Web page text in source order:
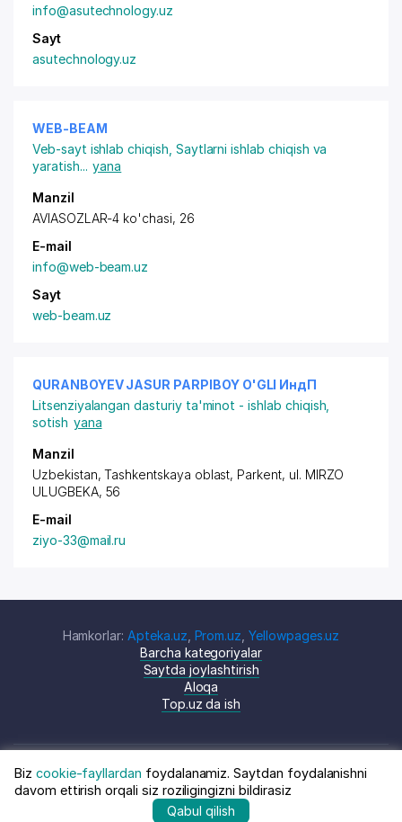
info@asutechnology.uz
Sayt
asutechnology.uz
WEB-BEAM
Veb-sayt ishlab chiqish Saytlarni ishlab chiqish va
yaratish... yana
Manzil
AVIASOZLAR-4 ko'chasi, 26
E-mail
info@web-beam.uz
Sayt
web-beam.uz
QURANBOYEV JASUR PARPIBOY O'GLI ИндП
Litsenziyalangan dasturiy ta'minot - ishlab chiqish,
sotish yana
Manzil
Uzbekistan, Tashkentskaya oblast, Parkent, ul. MIRZO
ULUGBEKA, 56
E-mail
ziyo-33@mail.ru
Hamkorlar: Apteka.uz Prom.uz ,Yellowpages.uz
Barcha kategoriyalar
Saytda joylashtirish
Aloqa
Top.uz da ish
© Top.uz, 2024 O'zbekiston kompaniyalari
Shartnoma
Biz cookie-fayllardan foydalanamiz. Saytdan foydalanishni
davom ettirish orqali siz roziligingizni bildirasiz
Qabul qilish